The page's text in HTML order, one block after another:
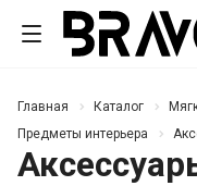
Главная Каталог
Предметы интерьера